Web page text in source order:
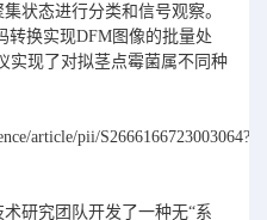
状态进行分类和信号观察。
转换实现DFM图像的批量处
实现了对拟茎点霉菌属不同种
article/pii/S2666166723003064?
研究团队开发了一种无“系